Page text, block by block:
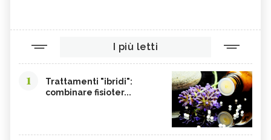
I più letti
1
Trattamenti "ibridi":
combinare fisioter...